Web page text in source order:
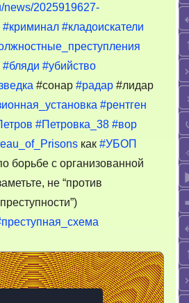
news/2025919627-
#криминал #кладоискатели
#бляди #убийство
#сонар #радар #лидар
#рентген
#Петровка_38 #вор
как #УБОП
борьбе с организованной
не “против